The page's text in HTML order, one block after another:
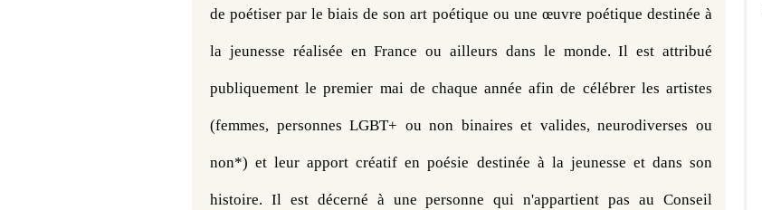
de poétiser par le biais de son art poétique ou une œuvre poétique destinée à
la jeunesse réalisée en France ou ailleurs dans le monde. Il est attribué
publiquement le premier mai de chaque année afin de célébrer les artistes
(femmes, personnes LGBT+ ou non binaires et valides, neurodiverses ou
non*) et leur apport créatif en poésie destinée à la jeunesse et dans son
histoire. Il est décerné à une personne qui n'appartient pas au Conseil